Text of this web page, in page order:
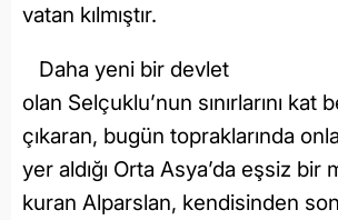
vatan kılmıştır.
Daha yeni bir devlet
olan Selçuklu’nun sınırlarını kat
çıkaran, bugün topraklarında
yer aldığı Orta Asya’da eşsiz bir
kuran Alparslan, kendisinden